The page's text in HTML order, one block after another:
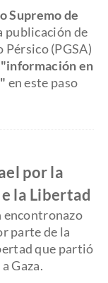
Supremo de
publicación de
(PGSA)
"información en
en este paso
por la
la Libertad
encontronazo
parte de la
que partió
Gaza.